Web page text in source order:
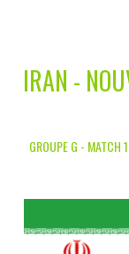
IRAN -
GROUPE G - MATCH